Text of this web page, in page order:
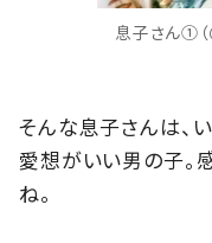
息子さん①
そんな息子さんは、
愛想がいい男の子。
ね。